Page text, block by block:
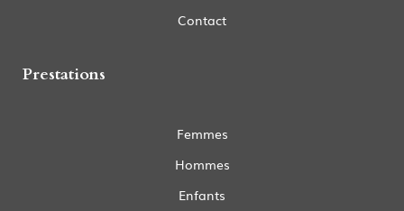
Coupe homme Saint-Médard-de-Guizières
Coupe homme Castillon-la-Bataille
Coupe homme Villefranche-de-Lonchat
Contact
Prestations
Femmes
Hommes
Enfants